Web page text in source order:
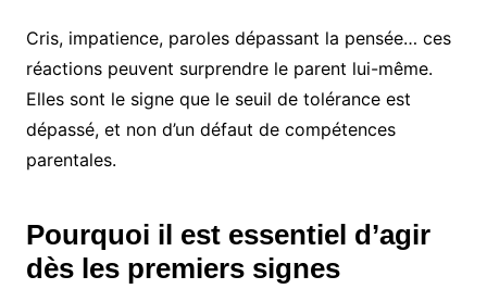
Cris, impatience, paroles dépassant la pensée… ces
réactions peuvent surprendre le parent lui-même.
Elles sont le signe que le seuil de tolérance est
dépassé, et non d’un défaut de compétences
parentales.
Pourquoi il est essentiel d’agir
dès les premiers signes